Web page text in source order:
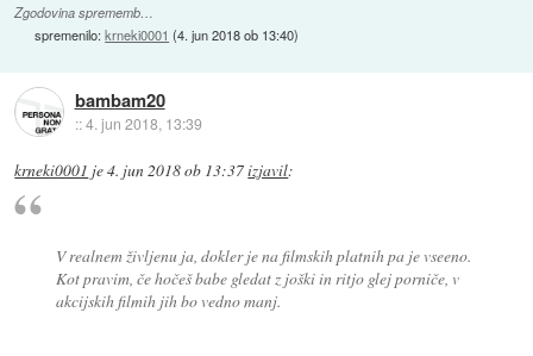
Zgodovina sprememb…
spremenilo:krneki0001 (4. jun 2018 ob 13:40)
bambam20
::4. jun 2018, 13:39
krneki0001 je4. jun 2018 ob 13:37izjavil:
V realnem življenu ja, dokler je na filmskih platnih pa je vseeno.
Kot pravim, če hočeš babe gledat z joški in ritjo glej porniče, v
akcijskih filmih jih bo vedno manj.